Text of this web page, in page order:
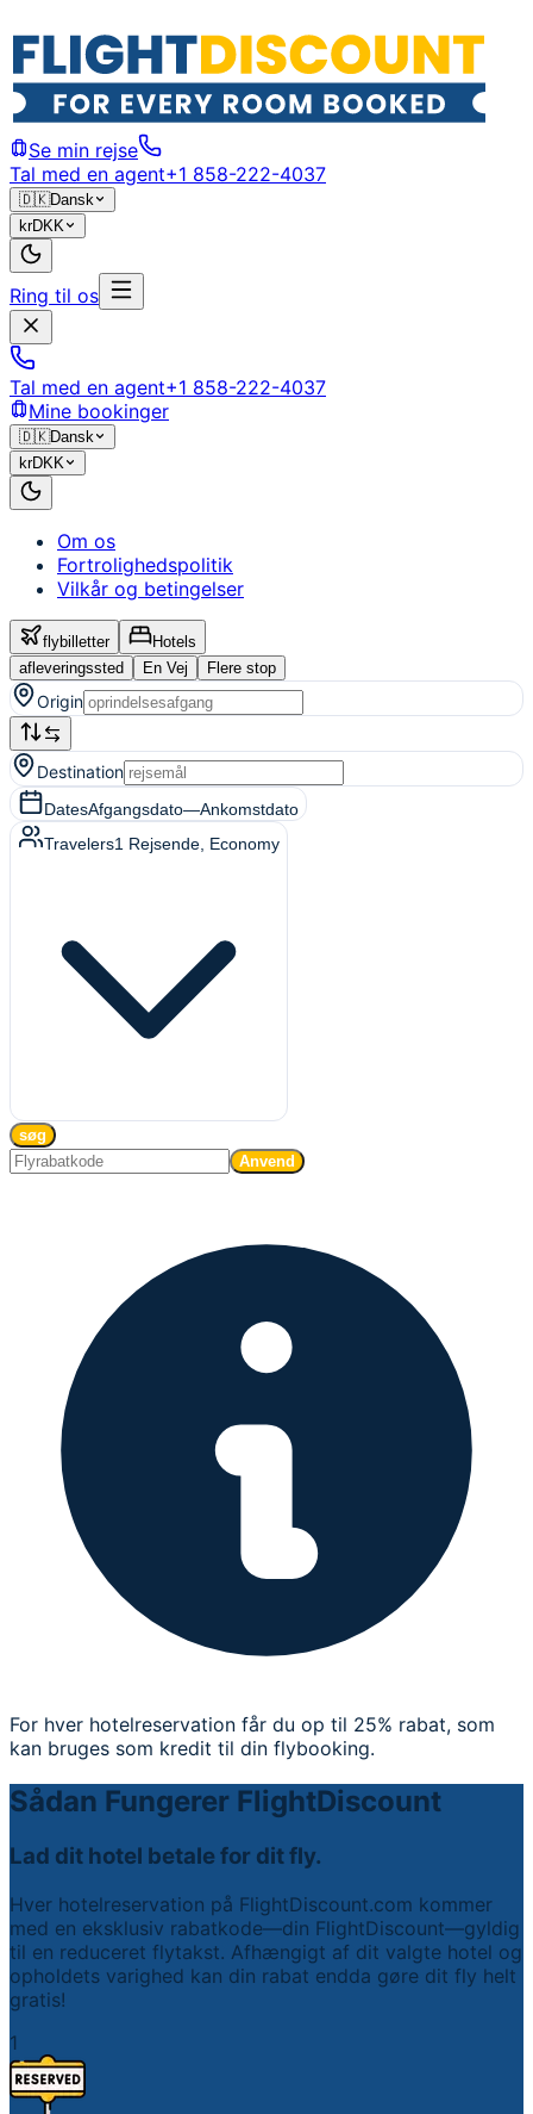
Se min rejse
Tal med en agent+1 858-222-4037
🇩🇰Dansk
krDKK
Ring til os
Tal med en agent+1 858-222-4037
Mine bookinger
🇩🇰Dansk
krDKK
Om os
Fortrolighedspolitik
Vilkår og betingelser
flybilletter
Hotels
afleveringssted
En Vej Flere stop
Origin
Destination
DatesAfgangsdato—Ankomstdato
Travelers1 Rejsende , Economy
søg
Anvend
For hver hotelreservation får du op til 25% rabat, som
kan bruges som kredit til din flybooking.
Sådan Fungerer FlightDiscount
Lad dit hotel betale for dit fly.
Hver hotelreservation på FlightDiscount.com kommer
med en eksklusiv rabatkode—din FlightDiscount—gyldig
til en reduceret flytakst. Afhængigt af dit valgte hotel og
opholdets varighed kan din rabat endda gøre dit fly helt
gratis!
1